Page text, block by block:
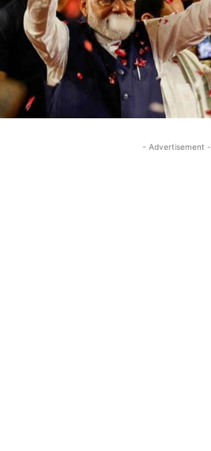
- Advertisement -